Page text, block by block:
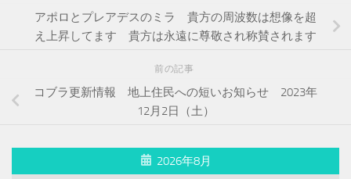
アポロとプレアデスのミラ 貴方の周波数は想像を超
え上昇してます 貴方は永遠に尊敬され称賛されます
前の記事
コブラ更新情報 地上住民への短いお知らせ 2023年
12月2日（土）
2026年8月